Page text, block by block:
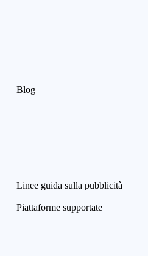
Blog
Linee guida sulla pubblicità
Piattaforme supportate